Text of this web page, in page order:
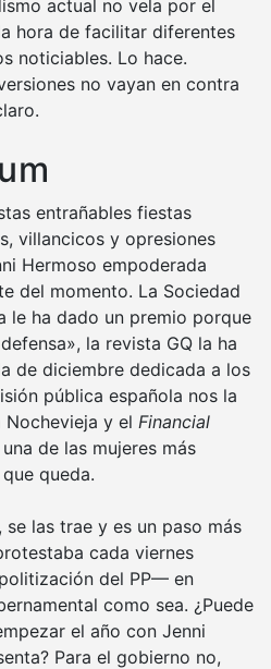
actual no vela por el
hora de facilitar diferentes
noticiables. Lo hace.
no vayan en contra
entrañables fiestas
villancicos y opresiones
Hermoso empoderada
del momento. La Sociedad
le ha dado un premio porque
la revista GQ la ha
de diciembre dedicada a los
pública española nos la
Nochevieja y el Financial
de las mujeres más
queda.
se las trae y es un paso más
cada viernes
del PP— en
como sea. ¿Puede
el año con Jenni
Para el gobierno no,